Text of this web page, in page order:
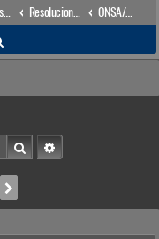
Gaceta Institucional Resoluciones
ONSA/SG
u
a
r
BuscarBúsqueda avanzada